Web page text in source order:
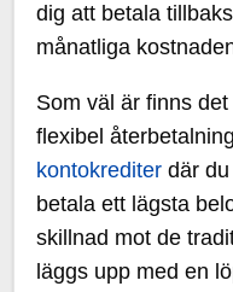
dig att betala
månatliga
Som väl är finns
flexibel
kontokrediter där
betala ett lägsta
skillnad mot de
läggs upp med en